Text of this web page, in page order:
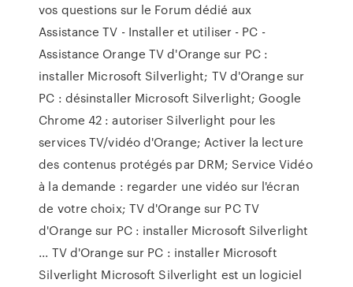
vos questions sur le Forum dédié aux
Assistance TV - Installer et utiliser - PC -
Assistance Orange TV d'Orange sur PC :
installer Microsoft Silverlight; TV d'Orange sur
PC : désinstaller Microsoft Silverlight; Google
Chrome 42 : autoriser Silverlight pour les
services TV/vidéo d'Orange; Activer la lecture
des contenus protégés par DRM; Service Vidéo
à la demande : regarder une vidéo sur l'écran
de votre choix; TV d'Orange sur PC TV
d'Orange sur PC : installer Microsoft Silverlight
... TV d'Orange sur PC : installer Microsoft
Silverlight Microsoft Silverlight est un logiciel